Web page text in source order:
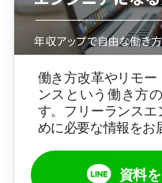
働き方改革やリモー
ンスという働き方
す。フリーランス
めに必要な情報をお
資料